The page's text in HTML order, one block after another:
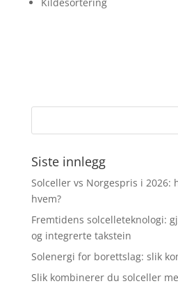
Siste innlegg
Solceller vs Norgespris i 2026:
hvem?
Fremtidens solcelleteknologi:
og integrerte takstein
Solenergi for borettslag: slik
Slik kombinerer du solceller